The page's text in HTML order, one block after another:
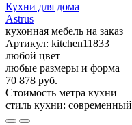
Кухни для дома
Astrus
кухонная мебель на заказ
Артикул: kitchen11833
любой цвет
любые размеры и форма
70 878 руб.
Стоимость метра кухни
стиль кухни: современный